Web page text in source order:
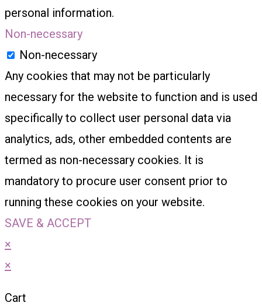
personal information.
Non-necessary
Non-necessary
Any cookies that may not be particularly
necessary for the website to function and is used
specifically to collect user personal data via
analytics, ads, other embedded contents are
termed as non-necessary cookies. It is
mandatory to procure user consent prior to
running these cookies on your website.
SAVE & ACCEPT
×
×
Cart